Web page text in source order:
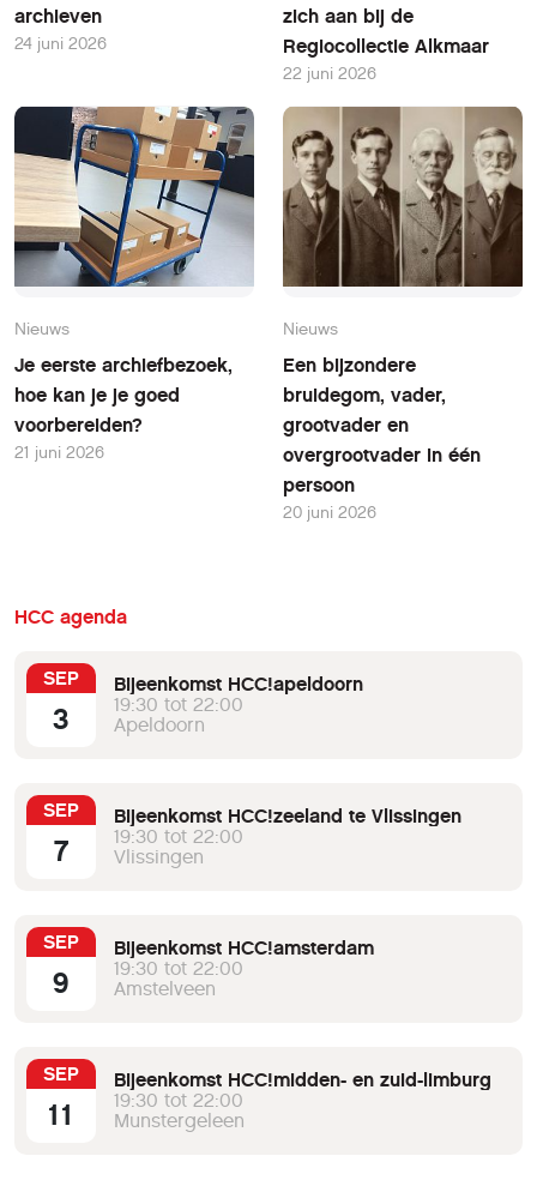
archieven
24 juni 2026
zich aan bij de
Regiocollectie Alkmaar
22 juni 2026
Nieuws
Je eerste archiefbezoek,
hoe kan je je goed
voorbereiden?
21 juni 2026
Nieuws
Een bijzondere
bruidegom, vader,
grootvader en
overgrootvader in één
persoon
20 juni 2026
HCC agenda
SEP
3
Bijeenkomst HCC!apeldoorn
19:30 tot 22:00
Apeldoorn
SEP
7
Bijeenkomst HCC!zeeland te Vlissingen
19:30 tot 22:00
Vlissingen
SEP
9
Bijeenkomst HCC!amsterdam
19:30 tot 22:00
Amstelveen
SEP
11
Bijeenkomst HCC!midden- en zuid-limburg
19:30 tot 22:00
Munstergeleen